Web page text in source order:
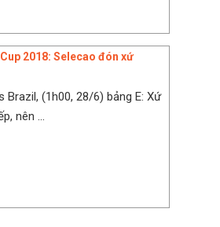
2018: Selecao đón xứ
Brazil, (1h00, 28/6) bảng E: Xứ
nên ...